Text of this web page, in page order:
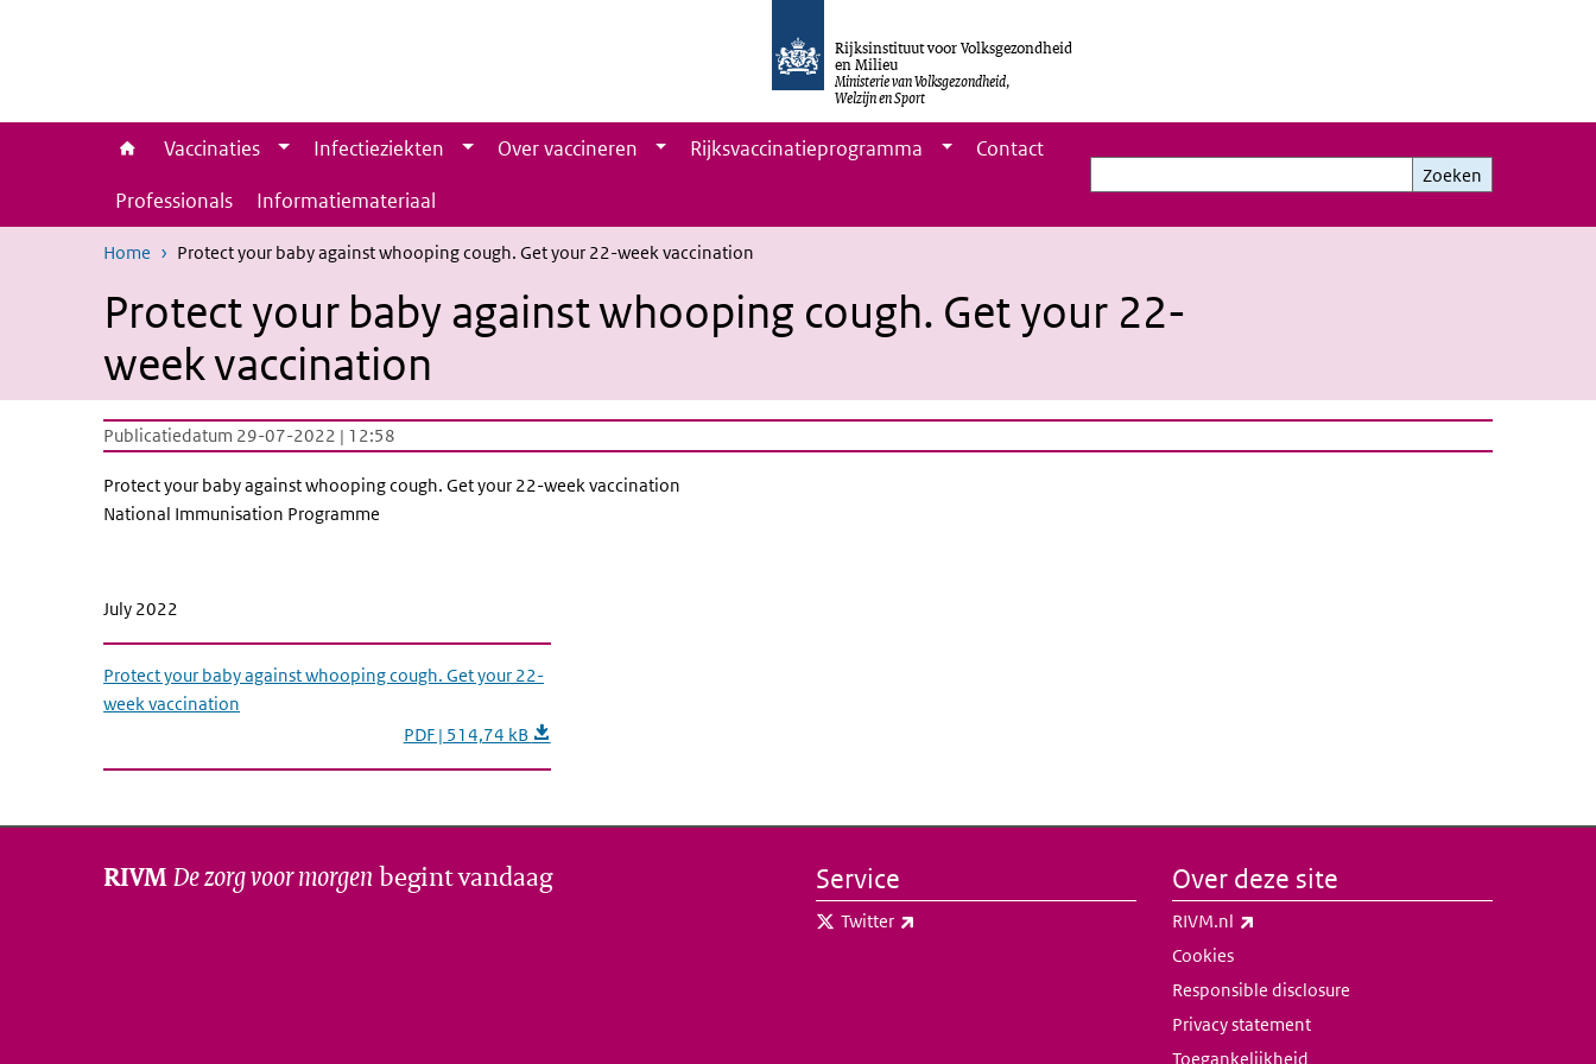
Rijksinstituut voor Volksgezondheid
en Milieu
Ministerie van Volksgezondheid,
Welzijn en Sport
Vaccinaties Infectieziekten Over vaccineren Rijksvaccinatieprogramma
Contact
Professionals
Informatiemateriaal
Zoeken
Zoeken
Home Protect your baby against whooping cough. Get your 22-week vaccination
Protect your baby against whooping cough. Get your 22-
week vaccination
Publicatiedatum 29-07-2022 | 12:58
Protect your baby against whooping cough. Get your 22-week vaccination
National Immunisation Programme
July 2022
Protect your baby against whooping cough. Get your 22-
week vaccination
PDF | 514,74 kB
RIVMDe zorg voor morgen begint vandaag Service
Twitter
Over deze site
RIVM.nl
Cookies
Responsible disclosure
Privacy statement
Toegankelijkheid